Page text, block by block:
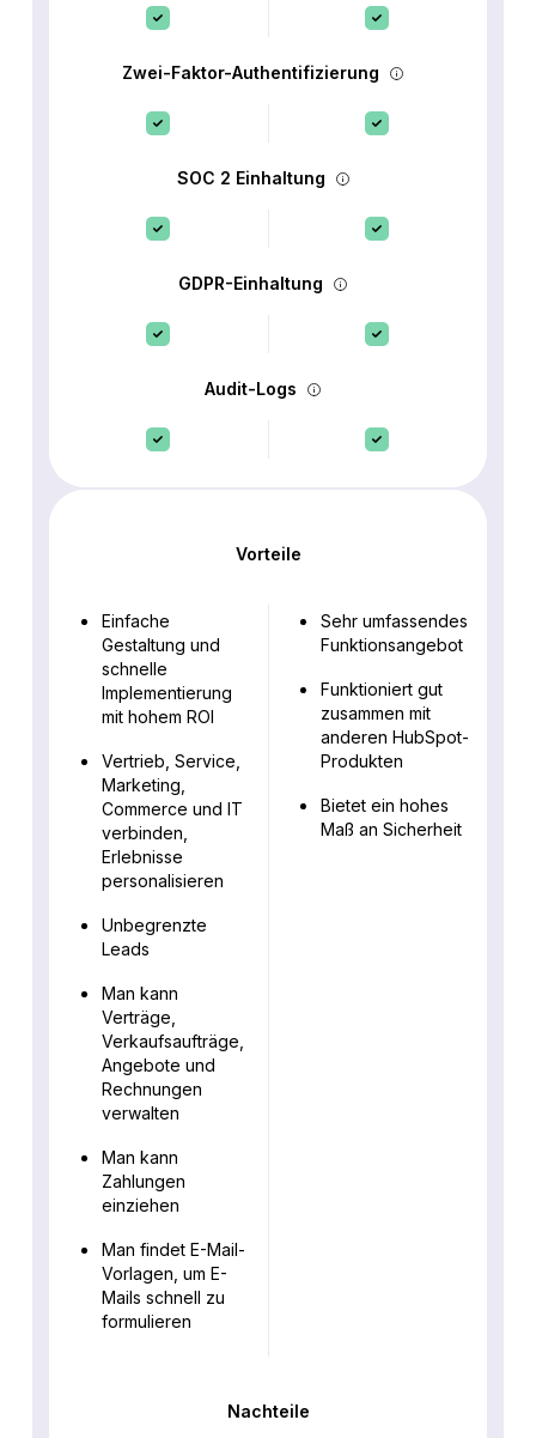
Zwei-Faktor-Authentifizierung
SOC 2 Einhaltung
GDPR-Einhaltung
Audit-Logs
Vorteile
Einfache
Gestaltung und
schnelle
Implementierung
mit hohem ROI
Vertrieb, Service,
Marketing,
Commerce und IT
verbinden,
Erlebnisse
personalisieren
Unbegrenzte
Leads
Man kann
Verträge,
Verkaufsaufträge,
Angebote und
Rechnungen
verwalten
Man kann
Zahlungen
einziehen
Man findet E-Mail-
Vorlagen, um E-
Mails schnell zu
formulieren
Sehr umfassendes
Funktionsangebot
Funktioniert gut
zusammen mit
anderen HubSpot-
Produkten
Bietet ein hohes
Maß an Sicherheit
Nachteile